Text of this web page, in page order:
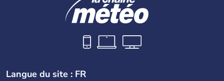
Langue du site : FR